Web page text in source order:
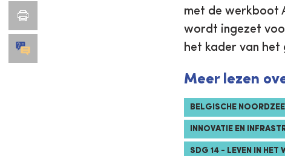
met de werkboot
wordt ingezet
het kader van
Meer lezen
BELGISCHE NOORDZEE
INNOVATIE EN
SDG 14 - LEVEN IN HET